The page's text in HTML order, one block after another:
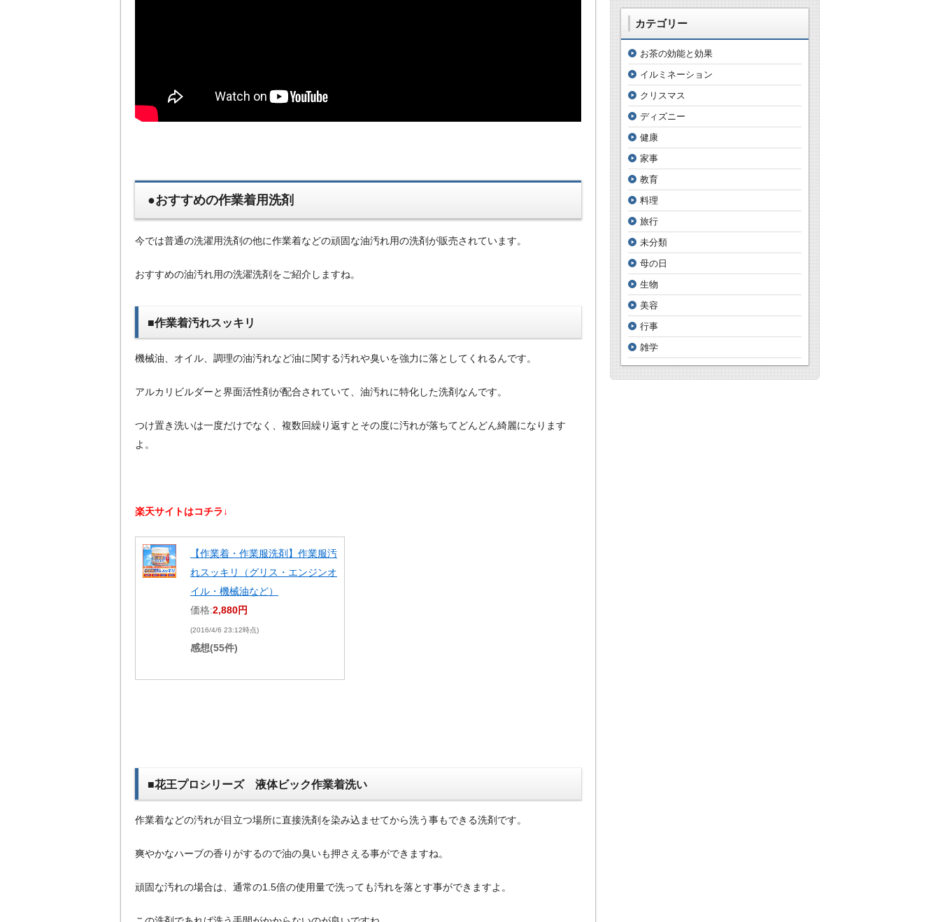
●おすすめの作業着用洗剤
今では普通の洗濯用洗剤の他に作業着などの頑固な油汚れ用の洗剤が販売されています。
おすすめの油汚れ用の洗濯洗剤をご紹介しますね。
■作業着汚れスッキリ
機械油、オイル、調理の油汚れなど油に関する汚れや臭いを強力に落としてくれるんです。
アルカリビルダーと界面活性剤が配合されていて、油汚れに特化した洗剤なんです。
つけ置き洗いは一度だけでなく、複数回繰り返すとその度に汚れが落ちてどんどん綺麗になります
よ。
楽天サイトはコチラ↓
【作業着・作業服洗剤】作業服汚
れスッキリ（グリス・エンジンオ
イル・機械油など）
価格:2,880円
(2016/4/6 23:12時点)
感想(55件)
■花王プロシリーズ 液体ビック作業着洗い
作業着などの汚れが目立つ場所に直接洗剤を染み込ませてから洗う事もできる洗剤です。
爽やかなハーブの香りがするので油の臭いも押さえる事ができますね。
頑固な汚れの場合は、通常の1.5倍の使用量で洗っても汚れを落とす事ができますよ。
カテゴリー
お茶の効能と効果
イルミネーション
クリスマス
ディズニー
健康
家事
教育
料理
旅行
未分類
母の日
生物
美容
行事
雑学